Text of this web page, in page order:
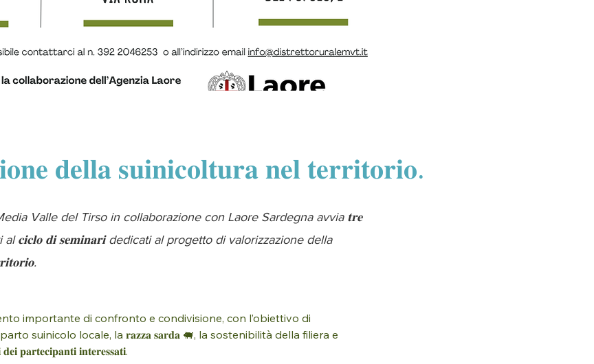
𝐝𝐞𝐥𝐥𝐚 𝐬𝐮𝐢𝐧𝐢𝐜𝐨𝐥𝐭𝐮𝐫𝐚 𝐧𝐞𝐥 𝐭𝐞𝐫𝐫𝐢𝐭𝐨𝐫𝐢𝐨.
Valle del Tirso in collaborazione con Laore Sardegna avvia 𝐭𝐫𝐞
al 𝐜𝐢𝐜𝐥𝐨 𝐝𝐢 𝐬𝐞𝐦𝐢𝐧𝐚𝐫𝐢 dedicati al progetto di valorizzazione della
importante di confronto e condivisione, con l’obiettivo di
suinicolo locale, la 𝐫𝐚𝐳𝐳𝐚 𝐬𝐚𝐫𝐝𝐚 🐖, la sostenibilità della filiera e
𝐩𝐚𝐫𝐭𝐞𝐜𝐢𝐩𝐚𝐧𝐭𝐢 𝐢𝐧𝐭𝐞𝐫𝐞𝐬𝐬𝐚𝐭𝐢.